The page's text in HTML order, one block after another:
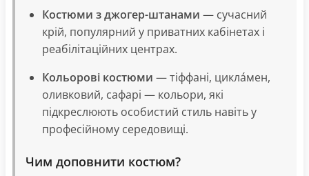
Костюми з джогер-штанами — сучасний
крій, популярний у приватних кабінетах і
реабілітаційних центрах.
Кольорові костюми — тіффані, циклáмен,
оливковий, сафарі — кольори, які
підкреслюють особистий стиль навіть у
професійному середовищі.
Чим доповнити костюм?